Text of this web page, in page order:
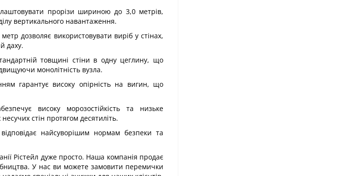
прорізи шириною до 3,0 метрів,
вертикального навантаження.
дозволяє використовувати виріб у стінах,
даху.
товщині стіни в одну цеглину, що
монолітність вузла.
гарантує високу опірність на вигин, що
високу морозостійкість та низьке
стін протягом десятиліть.
найсуворішим нормам безпеки та
Рістейл дуже просто. Наша компанія продає
У нас ви можете замовити перемички